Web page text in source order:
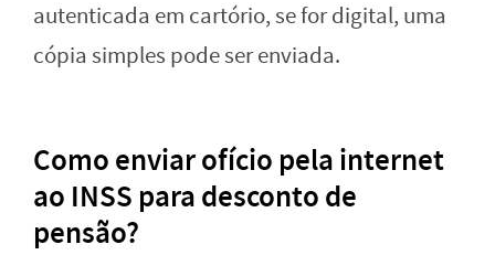
autenticada em cartório, se for digital, uma
cópia simples pode ser enviada.
Como enviar ofício pela internet
ao INSS para desconto de
pensão?